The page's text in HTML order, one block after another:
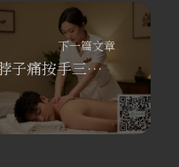
下一篇文章
脖子痛按手三里？舒养到家按摩APP教你3招远端取穴，同城上门更省心